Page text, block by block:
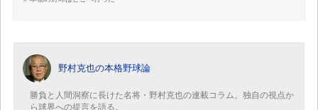
野村克也の本格野球論
勝負と人間洞察に長けた名将・野村克也の連載コラム。独自の視点か
ら球界への提言を語る。